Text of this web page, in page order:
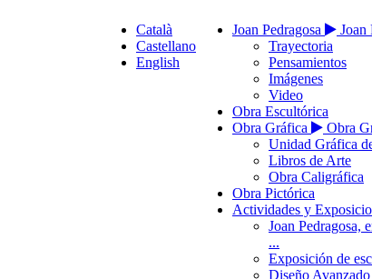
Joan Pedragosa
Joan
Trayectoria
Pensamientos
Imágenes
Video
Obra Escultórica
Obra Gráfica
Obra
Unidad Gráfica
Libros de Arte
Obra Caligráfica
Obra Pictórica
Actividades y
Joan Pedragosa,
...
Exposición de
Diseño Avanzado
Català
Castellano
English